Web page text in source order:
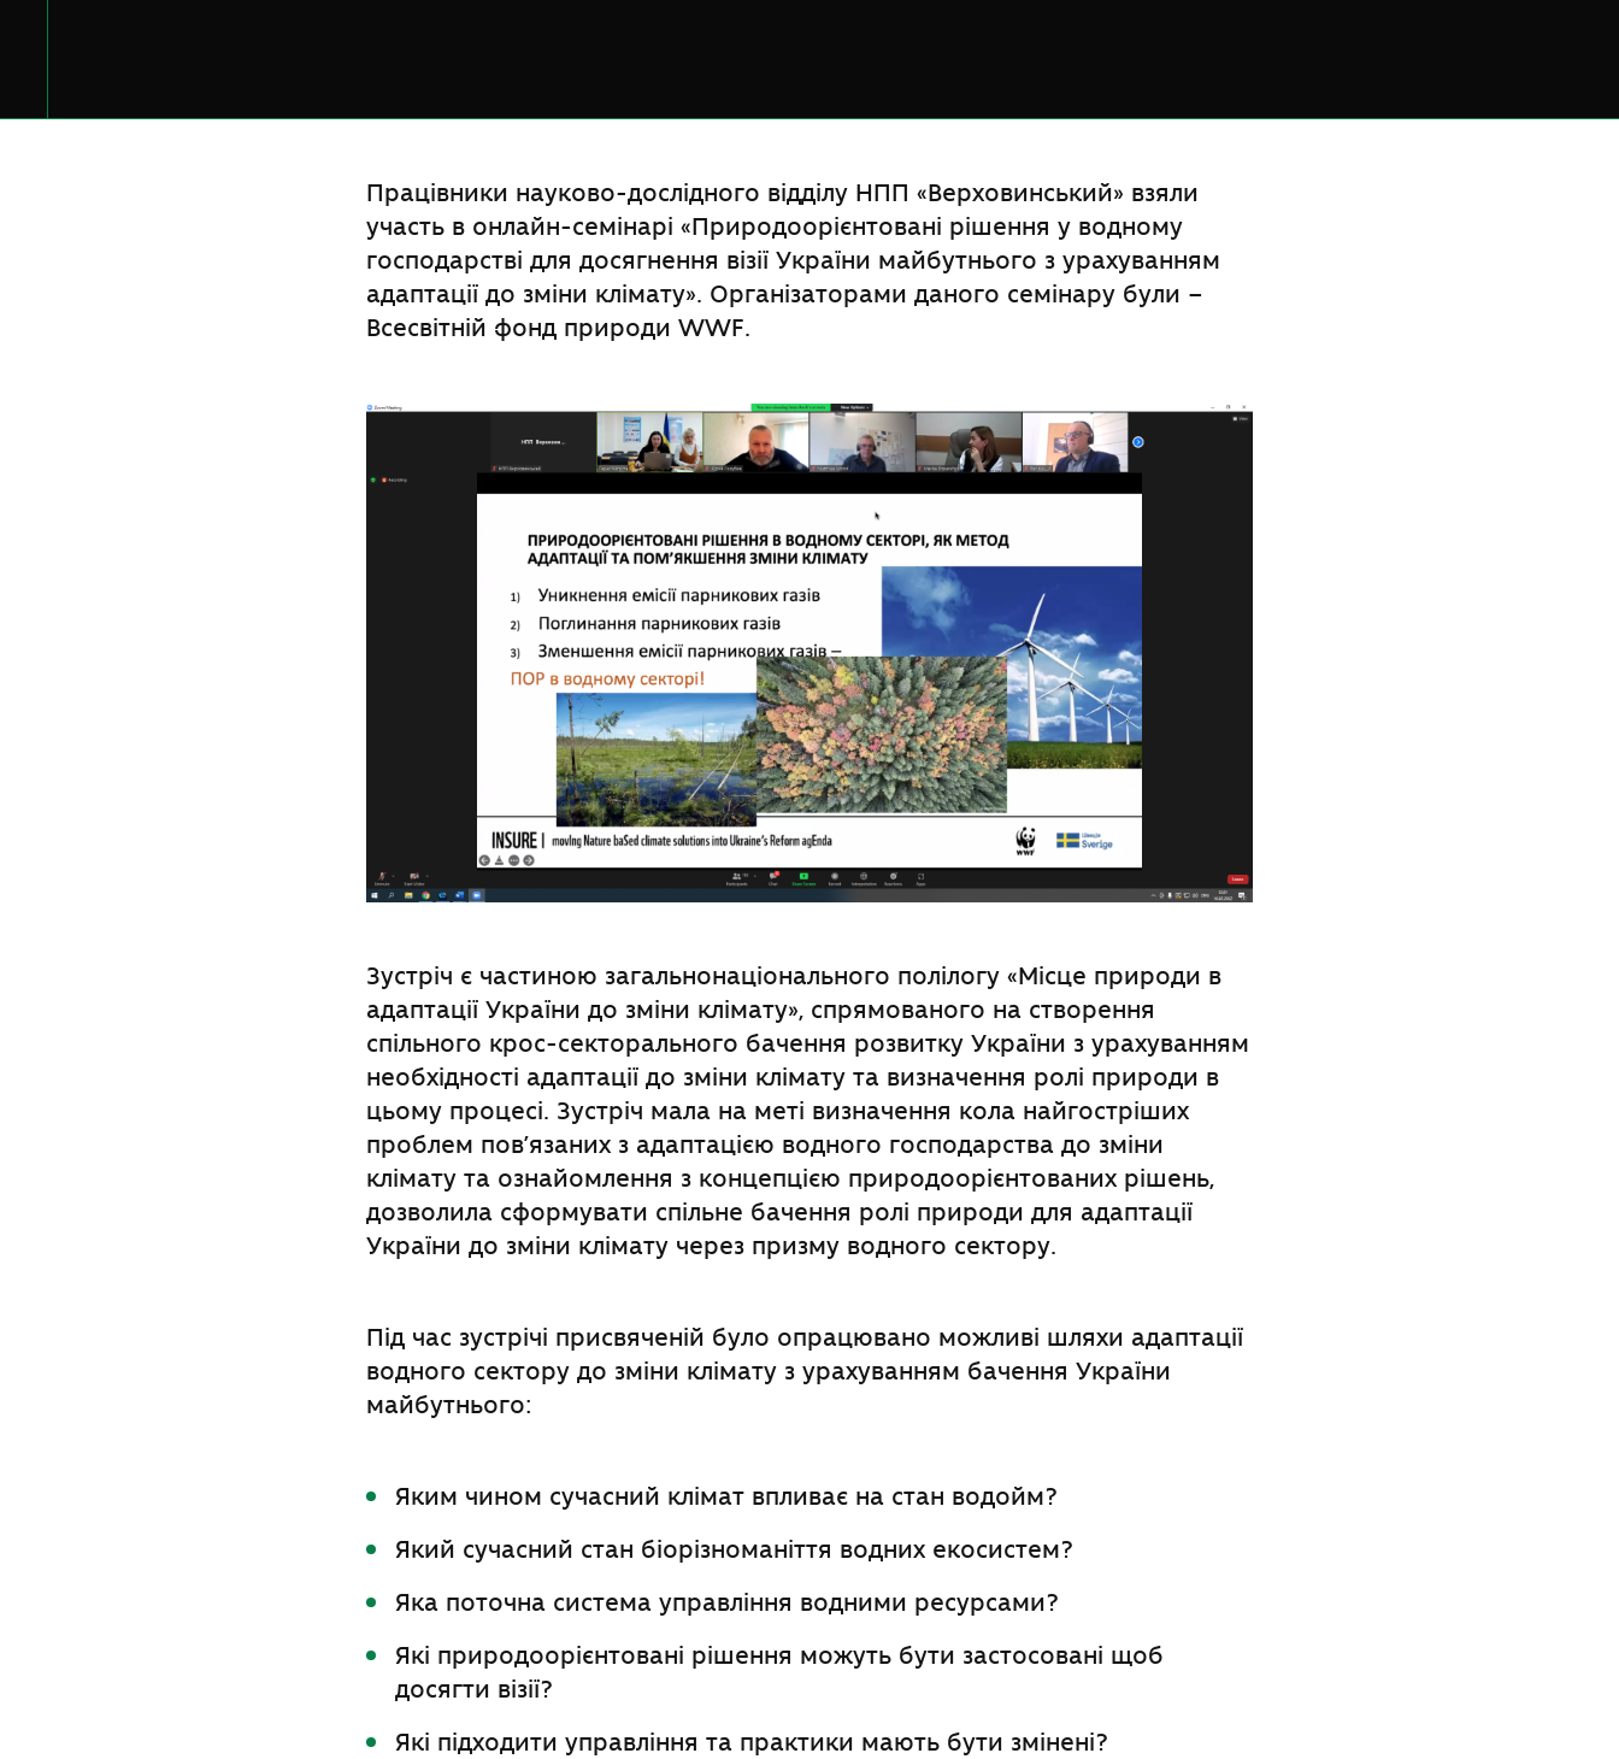
Працівники науково-дослідного відділу НПП «Верховинський» взяли
участь в онлайн-семінарі «Природоорієнтовані рішення у водному
господарстві для досягнення візії України майбутнього з урахуванням
адаптації до зміни клімату». Організаторами даного семінару були –
Всесвітній фонд природи WWF.
Зустріч є частиною загальнонаціонального полілогу «Місце природи в
адаптації України до зміни клімату», спрямованого на створення
спільного крос-секторального бачення розвитку України з урахуванням
необхідності адаптації до зміни клімату та визначення ролі природи в
цьому процесі. Зустріч мала на меті визначення кола найгостріших
проблем пов’язаних з адаптацією водного господарства до зміни
клімату та ознайомлення з концепцією природоорієнтованих рішень,
дозволила сформувати спільне бачення ролі природи для адаптації
України до зміни клімату через призму водного сектору.
Під час зустрічі присвяченій було опрацювано можливі шляхи адаптації
водного сектору до зміни клімату з урахуванням бачення України
майбутнього:
Яким чином сучасний клімат впливає на стан водойм?
Який сучасний стан біорізноманіття водних екосистем?
Яка поточна система управління водними ресурсами?
Які природоорієнтовані рішення можуть бути застосовані щоб
досягти візії?
Які підходити управління та практики мають бути змінені?